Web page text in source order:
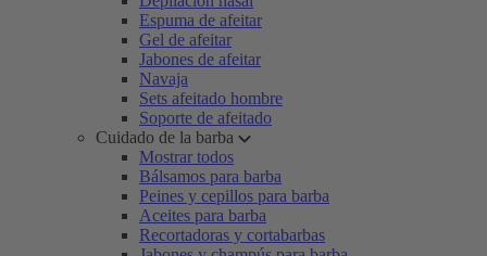
Espuma de afeitar
Gel de afeitar
Jabones de afeitar
Navaja
Sets afeitado hombre
Soporte de afeitado
Cuidado de la barba
Mostrar todos
Bálsamos para barba
Peines y cepillos para barba
Aceites para barba
Recortadoras y cortabarbas